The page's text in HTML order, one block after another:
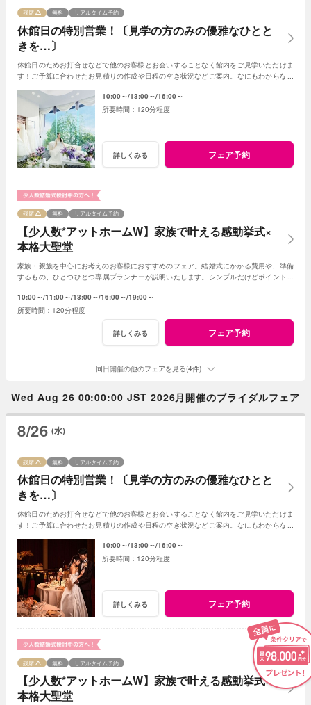
休館日の特別営業！〔見学の方のみの優雅なひとと
きを…〕
残席 無料 リアルタイム予約
休館日のためお打合せなどで他のお客様とお会いすることなく館内をご見学いただけま
す！ご予算に合わせたお見積りの作成や日程の空き状況などご案内。なにもわからなく
10:00～ 13:00～ 16:00～
120分程度
詳しくみる フェア予約
【少人数*アットホームW】家族で叶える感動挙式×
本格大聖堂
残席 無料 リアルタイム予約
家族・親族を中心にお考えのお客様におすすめのフェア。結婚式にかかる費用や、準備
するもの、ひとつひとつ専属プランナーが説明いたします。シンプルだけどポイントを
10:00～ 11:00～ 13:00～ 16:00～ 19:00～
120分程度
詳しくみる フェア予約
同日開催の他のフェアを見る(4件)
Wed Aug 26 00:00:00 JST 2026月開催のブライダルフェア
8/26 (水)
休館日の特別営業！〔見学の方のみの優雅なひとと
きを…〕
残席 無料 リアルタイム予約
休館日のためお打合せなどで他のお客様とお会いすることなく館内をご見学いただけま
す！ご予算に合わせたお見積りの作成や日程の空き状況などご案内。なにもわからなく
10:00～ 13:00～ 16:00～
120分程度
詳しくみる フェア予約
【少人数*アットホームW】家族で叶える感動挙式×
本格大聖堂
残席 無料 リアルタイム予約